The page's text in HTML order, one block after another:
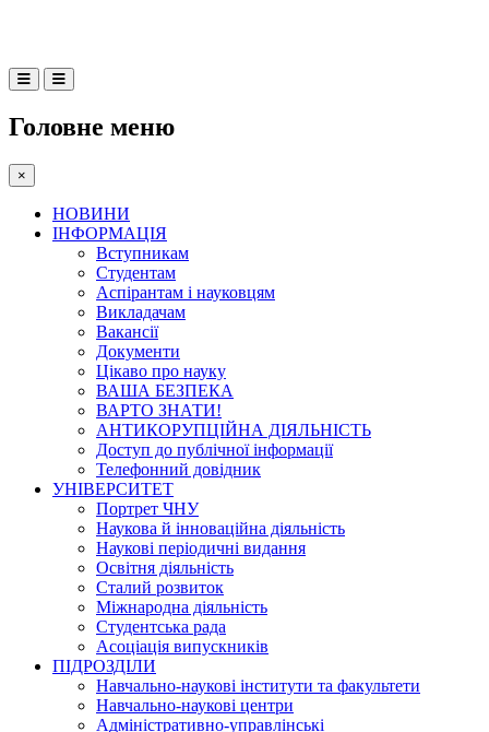
Головне меню
×
НОВИНИ
ІНФОРМАЦІЯ
Вступникам
Студентам
Аспірантам і науковцям
Викладачам
Вакансії
Документи
Цікаво про науку
ВАША БЕЗПЕКА
ВАРТО ЗНАТИ!
АНТИКОРУПЦІЙНА ДІЯЛЬНІСТЬ
Доступ до публічної інформації
Телефонний довідник
УНІВЕРСИТЕТ
Портрет ЧНУ
Наукова й інноваційна діяльність
Наукові періодичні видання
Освітня діяльність
Сталий розвиток
Міжнародна діяльність
Студентська рада
Асоціація випускників
ПІДРОЗДІЛИ
Навчально-наукові інститути та факультети
Навчально-наукові центри
Адміністративно-управлінські